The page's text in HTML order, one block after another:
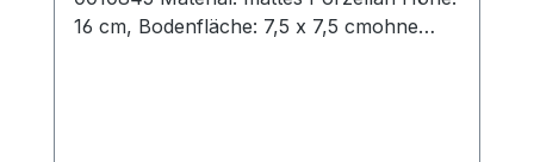
16 cm, Bodenfläche: 7,5 x 7,5 cmohne